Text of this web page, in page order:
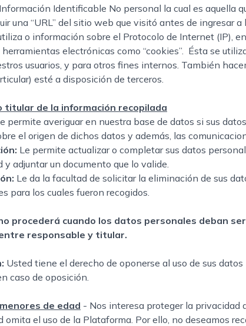
Identificable No personal la cual es aquella
una “URL” del sitio web que visitó antes de ingresar
o información sobre el Protocolo de Internet (IP),
electrónicas como “cookies”. Ésta se
usuarios, y para otros fines internos. También
esté a disposición de terceros.
titular de la información recopilada
permite averiguar en nuestra base de datos si sus
el origen de dichos datos y además, las
Le permite actualizar o completar sus datos
y adjuntar un documento que lo valide.
Le da la facultad de solicitar la eliminación de sus
para los cuales fueron recogidos.
procederá cuando los datos personales deban
responsable y titular.
Usted tiene el derecho de oponerse al uso de sus
caso de oposición.
de edad - Nos interesa proteger la privacidad
omita el uso de la Plataforma. Por ello, no deseamos